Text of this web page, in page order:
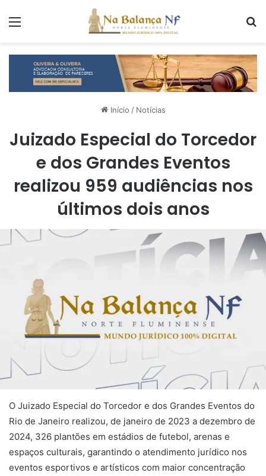
Início / Notícias
Juizado Especial do Torcedor
e dos Grandes Eventos
realizou 959 audiências nos
últimos dois anos
O Juizado Especial do Torcedor e dos Grandes Eventos do
Rio de Janeiro realizou, de janeiro de 2023 a dezembro de
2024, 326 plantões em estádios de futebol, arenas e
espaços culturais, garantindo o atendimento jurídico nos
eventos esportivos e artísticos com maior concentração